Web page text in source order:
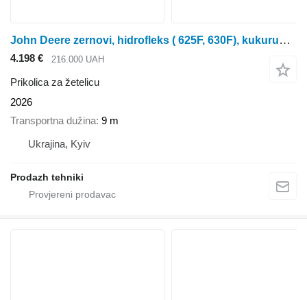
John Deere zernovi, hidrofleks ( 625F, 630F), kukurudziani
4.198 € 216.000 UAH
Prikolica za žetelicu
2026
Transportna dužina 9 m
Ukrajina, Kyiv
Prodazh tehniki